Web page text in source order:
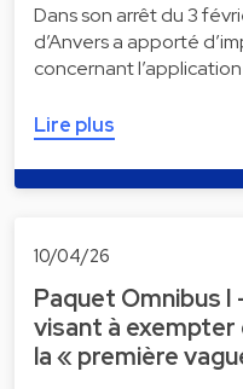
Dans son arrêt du 3
d’Anvers a apporté
concernant
Lire plus
10/04/26
Paquet Omnibus
visant à
la « première